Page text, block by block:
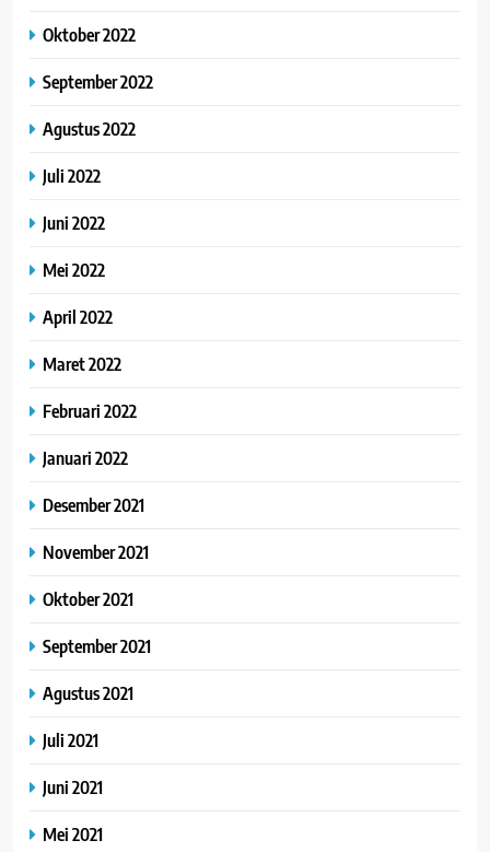
Oktober 2022
September 2022
Agustus 2022
Juli 2022
Juni 2022
Mei 2022
April 2022
Maret 2022
Februari 2022
Januari 2022
Desember 2021
November 2021
Oktober 2021
September 2021
Agustus 2021
Juli 2021
Juni 2021
Mei 2021